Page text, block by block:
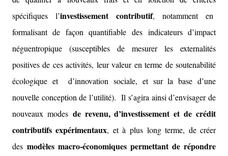
spécifiques l’investissement contributif, notamment en
formalisant de façon quantifiable des indicateurs d’impact
néguentropique (susceptibles de mesurer les externalités
positives de ces activités, leur valeur en terme de soutenabilité
écologique et d’innovation sociale, et sur la base d’une
nouvelle conception de l’utilité). Il s’agira ainsi d’envisager de
nouveaux modes de revenu, d’investissement et de crédit
contributifs expérimentaux, et à plus long terme, de créer
des modèles macro-économiques permettant de répondre